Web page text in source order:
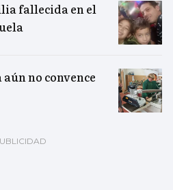
fallecida en el
no convence